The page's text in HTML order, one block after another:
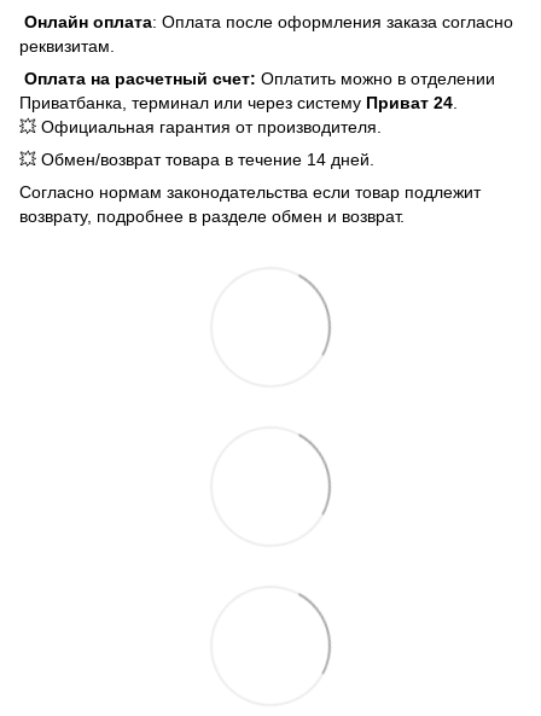
Онлайн оплата: Оплата после оформления заказа согласно
реквизитам.
Оплата на расчетный счет: Оплатить можно в отделении
Приватбанка, терминал или через систему Приват 24
💥 Официальная гарантия от производителя.
💥 Обмен/возврат товара в течение 14 дней.
Согласно нормам законодательства если товар подлежит
возврату, подробнее в разделе обмен и возврат.